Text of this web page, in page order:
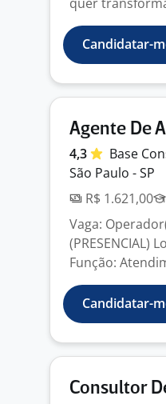
Candidatar-
Agente De
4,3 Base
São Paulo - SP
R$ 1.621,00
Vaga:
(PRESENCIAL)
Função:
Candidatar-
Consultor